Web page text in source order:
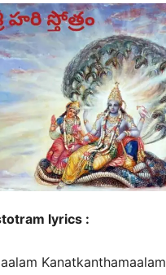
lyrics :
Kanatkanthamaalam